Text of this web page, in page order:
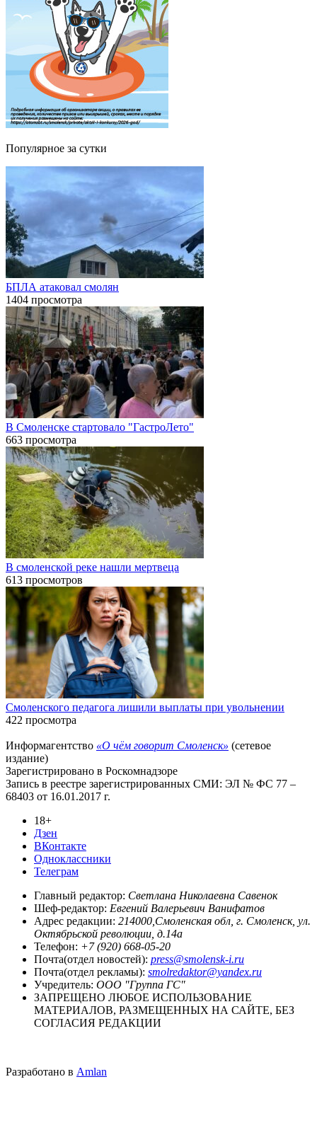
Популярное за сутки
БПЛА атаковал смолян
1404 просмотра
В Смоленске стартовало "ГастроЛето"
663 просмотра
В смоленской реке нашли мертвеца
613 просмотров
Смоленского педагога лишили выплаты при увольнении
422 просмотра
Информагентство «О чём говорит Смоленск» (сетевое
издание)
Зарегистрировано в Роскомнадзоре
Запись в реестре зарегистрированных СМИ: ЭЛ № ФС 77 –
68403 от 16.01.2017 г.
18+
Дзен
ВКонтакте
Одноклассники
Телеграм
Главный редактор: Светлана Николаевна Савенок
Шеф-редактор: Евгений Валерьевич Ванифатов
Адрес редакции: 214000,Смоленская обл, г. Смоленск, ул.
Октябрьской революции, д.14а
Телефон: +7 (920) 668-05-20
Почта(отдел новостей): press@smolensk-i.ru
Почта(отдел рекламы): smolredaktor@yandex.ru
Учредитель: ООО "Группа ГС"
ЗАПРЕЩЕНО ЛЮБОЕ ИСПОЛЬЗОВАНИЕ
МАТЕРИАЛОВ, РАЗМЕЩЕННЫХ НА САЙТЕ, БЕЗ
СОГЛАСИЯ РЕДАКЦИИ
Разработано в Amlan